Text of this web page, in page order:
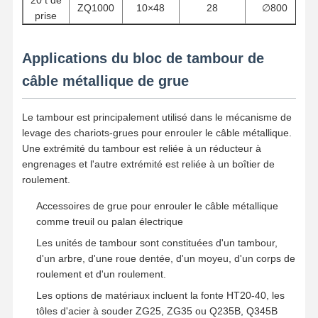
Grippages
Grue
Moteur à engrenages et frein
Hisser
Équipement de transport
Appareils de levage
Accessoires de grue
prise
ZQ1000 10×48 28 ∅800
Applications du bloc de tambour de
câble métallique de grue
Le tambour est principalement utilisé dans le mécanisme de
levage des chariots-grues pour enrouler le câble métallique.
Une extrémité du tambour est reliée à un réducteur à
engrenages et l'autre extrémité est reliée à un boîtier de
roulement.
Accessoires de grue pour enrouler le câble métallique
comme treuil ou palan électrique
Les unités de tambour sont constituées d'un tambour,
d'un arbre, d'une roue dentée, d'un moyeu, d'un corps de
roulement et d'un roulement.
Les options de matériaux incluent la fonte HT20-40, les
tôles d'acier à souder ZG25, ZG35 ou Q235B, Q345B